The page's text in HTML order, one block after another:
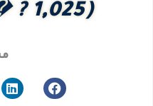
? 1,025)